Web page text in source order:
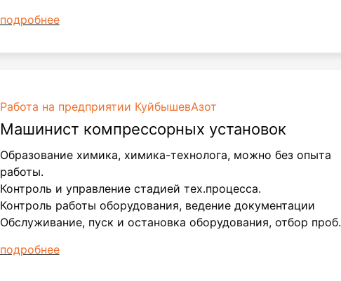
подробнее
Работа на предприятии КуйбышевАзот
Машинист компрессорных установок
Образование химика, химика-технолога, можно без опыта
работы.
Контроль и управление стадией тех.процесса.
Контроль работы оборудования, ведение документации
Обслуживание, пуск и остановка оборудования, отбор проб.
подробнее